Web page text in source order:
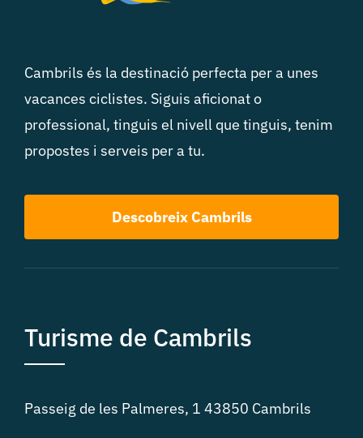
Cambrils és la destinació perfecta per a unes
vacances ciclistes. Siguis aficionat o
professional, tinguis el nivell que tinguis, tenim
propostes i serveis per a tu.
Descobreix Cambrils
Turisme de Cambrils
Passeig de les Palmeres, 1 43850 Cambrils